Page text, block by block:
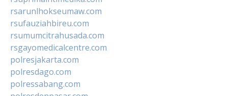
rsarunlhokseumaw.com
rsufauziahbireu.com
rsumumcitrahusada.com
rsgayomedicalcentre.com
polresjakarta.com
polresdago.com
polressabang.com